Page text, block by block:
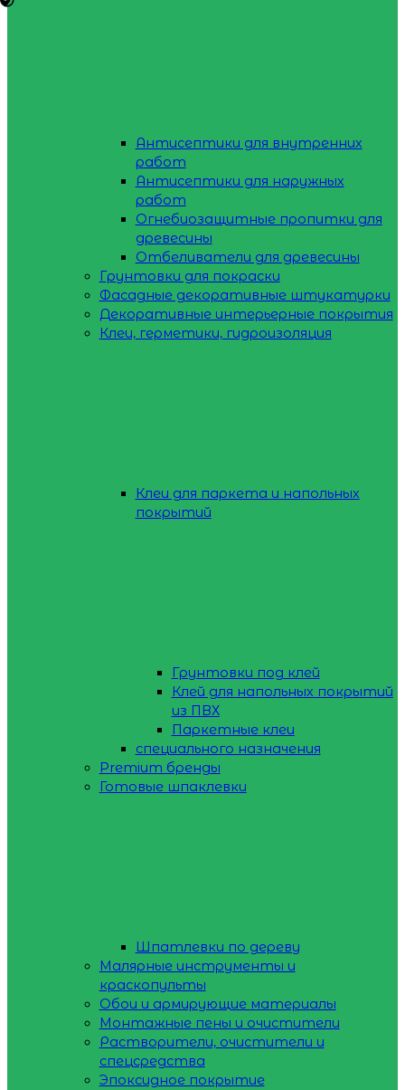
Антисептики для внутренних
работ
Антисептики для наружных
работ
Огнебиозащитные пропитки для
древесины
Отбеливатели для древесины
Грунтовки для покраски
Фасадные декоративные штукатурки
Декоративные интерьерные покрытия
Клеи, герметики, гидроизоляция
Клеи для паркета и напольных
покрытий
Грунтовки под клей
Клей для напольных покрытий
из ПВХ
Паркетные клеи
специального назначения
Premium бренды
Готовые шпаклевки
Шпатлевки по дереву
Малярные инструменты и
краскопульты
Обои и армирующие материалы
Монтажные пены и очистители
Растворители, очистители и
спецсредства
Эпоксидное покрытие